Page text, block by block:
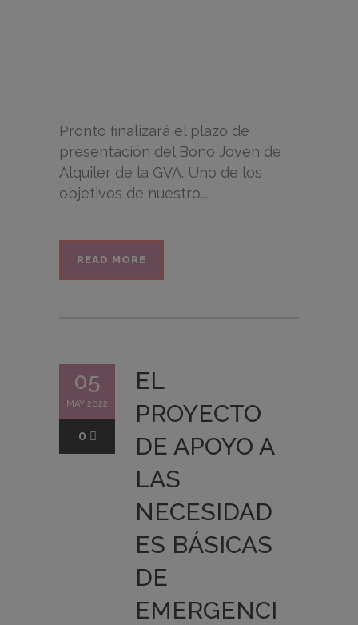
Pronto finalizará el plazo de
presentación del Bono Joven de
Alquiler de la GVA. Uno de los
objetivos de nuestro...
READ MORE
05
MAY 2022
0
EL
PROYECTO
DE APOYO A
LAS
NECESIDAD
ES BÁSICAS
DE
EMERGENCI